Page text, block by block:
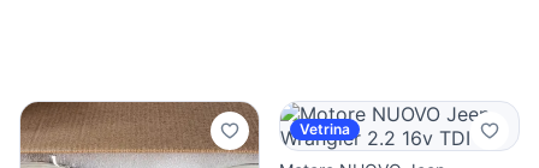
Vetrina